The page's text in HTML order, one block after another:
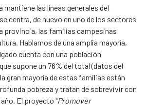
las líneas generales del
centra, de nuevo en uno de los sectores
provincia, las familias campesinas
Hablamos de una amplia mayoría,
cuenta con una población
supone un 76% del total (datos del
gran mayoría de estas familias están
pobreza y tratan de sobrevivir con
El proyecto "Promover